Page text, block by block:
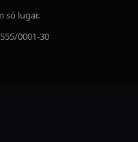
só lugar.
0001-30